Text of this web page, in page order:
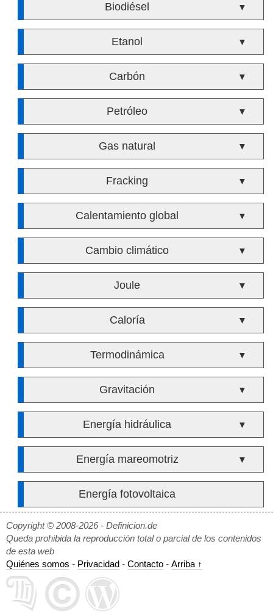
Biodiésel ▼
Etanol ▼
Carbón ▼
Petróleo ▼
Gas natural ▼
Fracking ▼
Calentamiento global ▼
Cambio climático ▼
Joule ▼
Caloría ▼
Termodinámica ▼
Gravitación ▼
Energía hidráulica ▼
Energía mareomotriz ▼
Energía fotovoltaica
Copyright © 2008-2026 - Definicion.de
Queda prohibida la reproducción total o parcial de los contenidos
de esta web
Quiénes somos - Privacidad - Contacto - Arriba ↑